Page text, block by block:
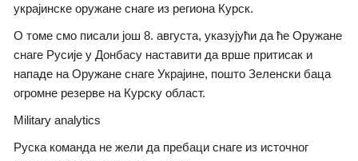
украјинске оружане снаге из региона Курск.
О томе смо писали још 8. августа, указујући да ће Оружане
снаге Русије у Донбасу наставити да врше притисак и
нападе на Оружане снаге Украјине, пошто Зеленски баца
огромне резерве на Курску област.
Military analytics
Руска команда не жели да пребаци снаге из источног